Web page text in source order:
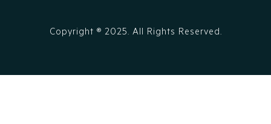
Copyright ® 2025. All Rights Reserved.